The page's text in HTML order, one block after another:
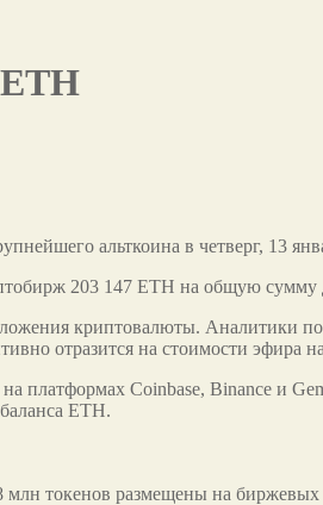
альткоина в четверг, 13
203 147 ETH на общую сумму
криптовалюты. Аналитики
отразится на стоимости эфира
платформах Coinbase, Binance и
ETH.
млн токенов размещены на биржевых